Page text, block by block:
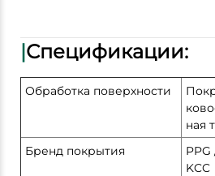
|Спецификации:
Обработка поверхности
ная
Бренд покрытия
KCC